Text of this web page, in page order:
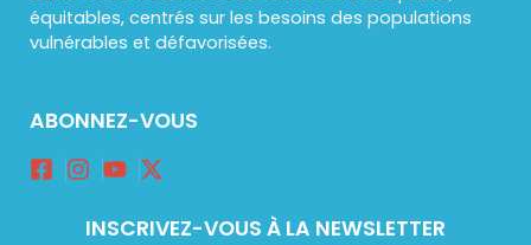
équitables, centrés sur les besoins des populations
vulnérables et défavorisées.
ABONNEZ-VOUS
INSCRIVEZ-VOUS À LA NEWSLETTER